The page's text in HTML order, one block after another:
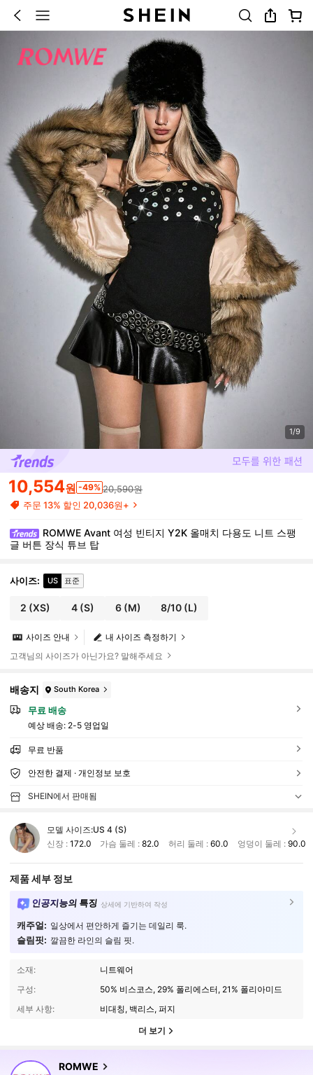
1/9
10,554원 -49% 20,590원
주문 13% 할인 20,036원+
ROMWE Avant 여성 빈티지 Y2K 올매치 다용도 니트 스팽
글 버튼 장식 튜브 탑
사이즈: US 표준
2 (XS) 4(S) 6(M) 8/10 (L)
내 사이즈 측정하기
사이즈 안내
고객님의 사이즈가 아닌가요? 말해주세요
배송지 South Korea
무료 배송
예상 배송: 2-5 영업일
무료 반품
안전한 결제 · 개인정보 보호
SHEIN에서 판매됨
모델 사이즈:US 4 (S)
신장 : 172.0 가슴 둘레 :82.0 허리 둘레 : 60.0 엉덩이 둘레 : 90.0
제품 세부 정보
인공지능의 특징 상세에 기반하여 작성
캐주얼: 일상에서 편안하게 즐기는 데일리 룩.
슬림핏: 깔끔한 라인의 슬림 핏.
소재:
니트웨어
구성:
50% 비스코스, 29% 폴리에스터, 21% 폴리아미드
세부 사항:
비대칭, 백리스, 퍼지
더 보기
ROMWE
s***4이(가)